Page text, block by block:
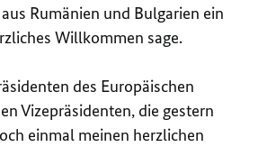
Rumänien und Bulgarien ein
Willkommen sage.
des Europäischen
Vizepräsidenten, die gestern
einmal meinen herzlichen